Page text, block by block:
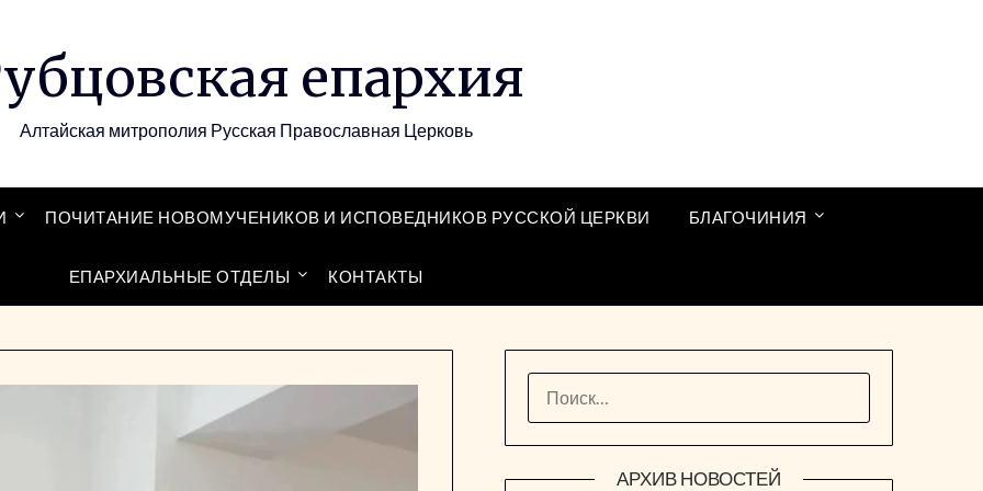
епархия
Алтайская митрополия Русская Православная Церковь
ПОЧИТАНИЕ НОВОМУЧЕНИКОВ И ИСПОВЕДНИКОВ РУССКОЙ ЦЕРКВИ БЛАГОЧИНИЯ
ЕПАРХИАЛЬНЫЕ ОТДЕЛЫ КОНТАКТЫ
АРХИВ НОВОСТЕЙ